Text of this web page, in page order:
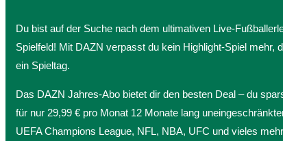
Du bist auf der Suche nach dem ultimativen Live-
Spielfeld! Mit DAZN verpasst du kein Highlight-Spiel mehr,
ein Spieltag.
Das DAZN Jahres-Abo bietet dir den besten Deal – du
für nur 29,99 € pro Monat 12 Monate lang
UEFA Champions League, NFL, NBA, UFC und vieles